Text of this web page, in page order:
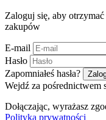
Zaloguj się, aby
zakupów
E-mail
Hasło
Zapomniałeś hasła?
Wejdź za pośrednictwem
Dołączając, wyrażasz
Polityka prywatności